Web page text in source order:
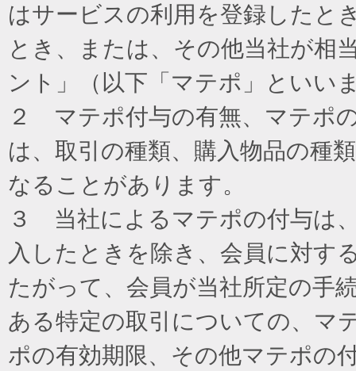
はサービスの利用を登録したと
とき、または、その他当社が相
ント」（以下「マテポ」といい
２ マテポ付与の有無、マテポ
は、取引の種類、購入物品の種
なることがあります。
３ 当社によるマテポの付与は
入したときを除き、会員に対す
たがって、会員が当社所定の手
ある特定の取引についての、マ
ポの有効期限、その他マテポの